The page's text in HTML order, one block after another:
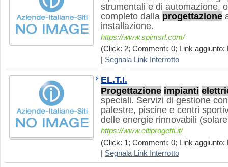
strumentali e di automazione,
completo dalla progettazione
installazione.
https://www.spimsrl.com/
(Click: 2; Commenti: 0; Link aggiunto:
Segnala Link Interrotto
EL.T.I.
Progettazione impianti
speciali. Servizi di gestione
palestre, piscine e centri
delle energie rinnovabili
https://www.eltiprogetti.it/
(Click: 1; Commenti: 0; Link aggiunto:
Segnala Link Interrotto